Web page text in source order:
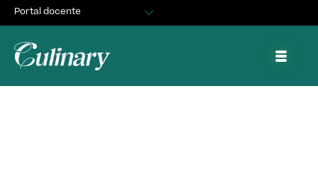
Portal docente
Portal de trabajo y prácticas